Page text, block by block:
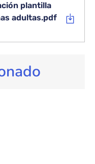
plantilla
adultas.pdf